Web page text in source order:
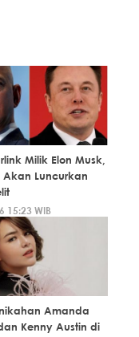
Milik Elon Musk,
Akan Luncurkan
15:23 WIB
Amanda
Kenny Austin di